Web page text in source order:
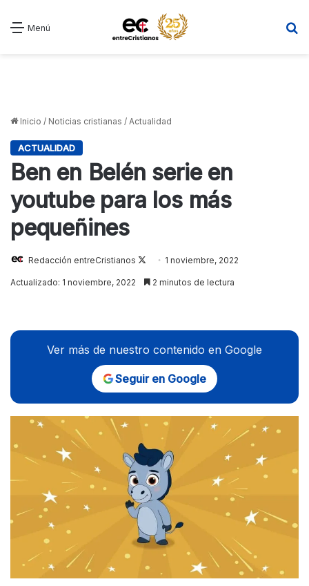
Menú
Inicio / Noticias cristianas / Actualidad
ACTUALIDAD
Ben en Belén serie en
youtube para los más
pequeñines
Redacción entreCristianos
Follow
on
1 noviembre, 2022
Actualizado: 1 noviembre, 2022 2 minutos de lectura
Ver más de nuestro contenido en Google
Seguir en Google